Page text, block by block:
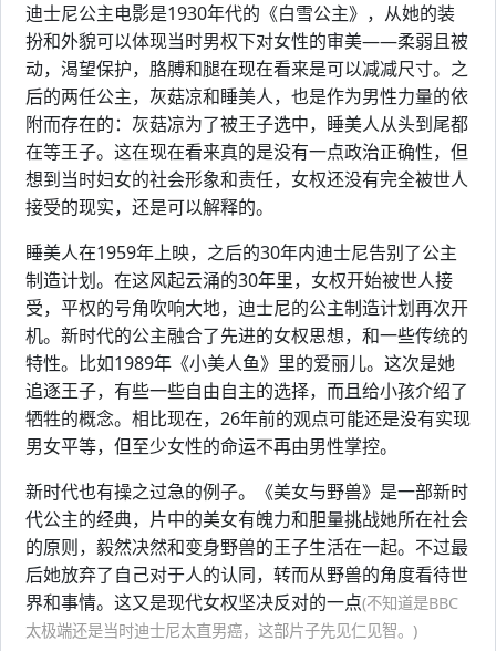
迪士尼公主电影是1930年代的《白雪公主》，从她的装
扮和外貌可以体现当时男权下对女性的审美——柔弱且被
动，渴望保护，胳膊和腿在现在看来是可以减减尺寸。之
后的两任公主，灰菇凉和睡美人，也是作为男性力量的依
附而存在的：灰菇凉为了被王子选中，睡美人从头到尾都
在等王子。这在现在看来真的是没有一点政治正确性，但
想到当时妇女的社会形象和责任，女权还没有完全被世人
接受的现实，还是可以解释的。
睡美人在1959年上映，之后的30年内迪士尼告别了公主
制造计划。在这风起云涌的30年里，女权开始被世人接
受，平权的号角吹响大地，迪士尼的公主制造计划再次开
机。新时代的公主融合了先进的女权思想，和一些传统的
特性。比如1989年《小美人鱼》里的爱丽儿。这次是她
追逐王子，有些一些自由自主的选择，而且给小孩介绍了
牺牲的概念。相比现在，26年前的观点可能还是没有实现
男女平等，但至少女性的命运不再由男性掌控。
新时代也有操之过急的例子。《美女与野兽》是一部新时
代公主的经典，片中的美女有魄力和胆量挑战她所在社会
的原则，毅然决然和变身野兽的王子生活在一起。不过最
后她放弃了自己对于人的认同，转而从野兽的角度看待世
界和事情。这又是现代女权坚决反对的一点(不知道是BBC
太极端还是当时迪士尼太直男癌，这部片子先见仁见智。)